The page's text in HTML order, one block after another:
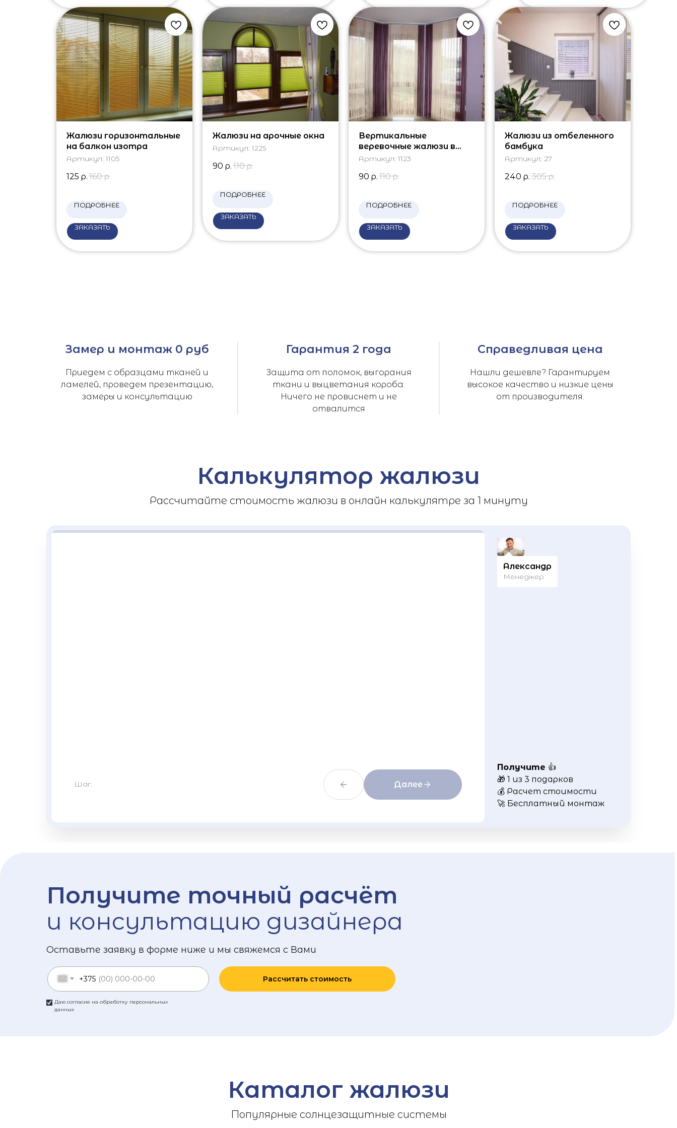
Жалюзи горизонтальные
на балкон изотра
Артикул: 1105
125 р. 160 р.
ПОДРОБНЕЕ
ЗАКАЗАТЬ
Жалюзи на арочные окна
Артикул: 1225
90 р. 110 р.
ПОДРОБНЕЕ
ЗАКАЗАТЬ
Вертикальные
веревочные жалюзи в
лоджию
Артикул: 1123
90 р. 110 р.
ПОДРОБНЕЕ
ЗАКАЗАТЬ
Жалюзи из отбеленного
бамбука
Артикул: 27
240 р. 305 р.
ПОДРОБНЕЕ
ЗАКАЗАТЬ
Замер и монтаж 0 руб
Приедем с образцами тканей и
ламелей, проведем презентацию,
замеры и консультацию
Гарантия 2 года
Защита от поломок, выгорания
ткани и выцветания короба.
Ничего не провиснет и не
отвалится
Справедливая цена
Нашли дешевле? Гарантируем
высокое качество и низкие цены
от производителя.
Калькулятор жалюзи
Рассчитайте стоимость жалюзи в онлайн калькулятре за 1 минуту
Александр
Менеджер
Получите 👍
🎁 1 из 3 подарков
💰 Расчет стоимости
🚀 Бесплатный монтаж
Шаг: Далее
Получите точный расчёт
и консультацию дизайнера
Оставьте заявку в форме ниже и мы свяжемся с Вами
Даю согласие на обработку персональных
данных
+375 Рассчитать стоимость
Каталог жалюзи
Популярные солнцезащитные системы